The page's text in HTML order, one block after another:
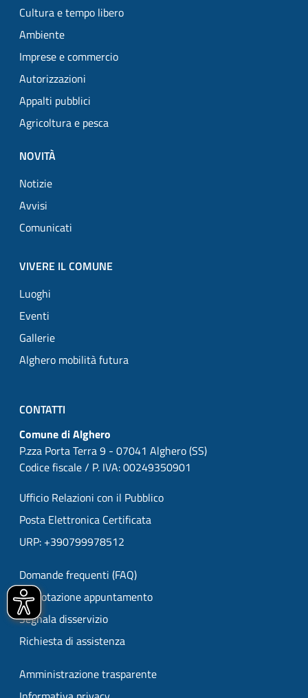
Cultura e tempo libero
Ambiente
Imprese e commercio
Autorizzazioni
Appalti pubblici
Agricoltura e pesca
NOVITÀ
Notizie
Avvisi
Comunicati
VIVERE IL COMUNE
Luoghi
Eventi
Gallerie
Alghero mobilità futura
CONTATTI
Comune di Alghero
P.zza Porta Terra 9 - 07041 Alghero (SS)
Codice fiscale / P. IVA: 00249350901
Ufficio Relazioni con il Pubblico
Posta Elettronica Certificata
URP: +390799978512
Domande frequenti (FAQ)
Prenotazione appuntamento
Segnala disservizio
Richiesta di assistenza
Amministrazione trasparente